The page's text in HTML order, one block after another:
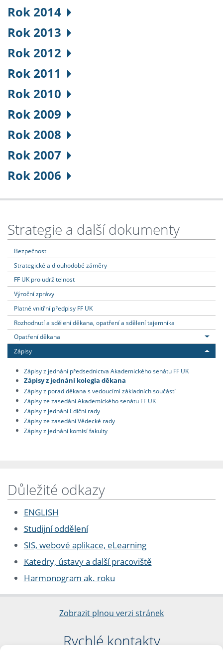
Rok 2014
Rok 2013
Rok 2012
Rok 2011
Rok 2010
Rok 2009
Rok 2008
Rok 2007
Rok 2006
Strategie a další dokumenty
Bezpečnost
Strategické a dlouhodobé záměry
FF UK pro udržitelnost
Výroční zprávy
Platné vnitřní předpisy FF UK
Rozhodnutí a sdělení děkana, opatření a sdělení tajemníka
Opatření děkana
Zápisy
Zápisy z jednání předsednictva Akademického senátu FF UK
Zápisy z jednání kolegia děkana
Zápisy z porad děkana s vedoucími základních součástí
Zápisy ze zasedání Akademického senátu FF UK
Zápisy z jednání Ediční rady
Zápisy ze zasedání Vědecké rady
Zápisy z jednání komisí fakulty
Důležité odkazy
ENGLISH
Studijní oddělení
SIS, webové aplikace, eLearning
Katedry, ústavy a další pracoviště
Harmonogram ak. roku
Zobrazit plnou verzi stránek
Rychlé kontakty